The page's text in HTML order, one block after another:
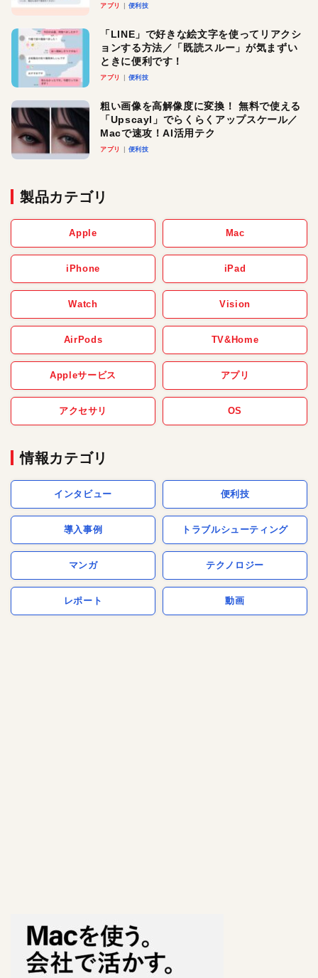
アプリ 便利技
「LINE」で好きな絵文字を使ってリアクシ
ョンする方法／「既読スルー」が気まずい
ときに便利です！
アプリ 便利技
粗い画像を高解像度に変換！ 無料で使える
「Upscayl」でらくらくアップスケール／
Macで速攻！AI活用テク
アプリ 便利技
製品カテゴリ
Apple Mac
iPhone iPad
Watch Vision
AirPods TV&Home
Appleサービス アプリ
アクセサリ OS
情報カテゴリ
インタビュー 便利技
導入事例 トラブルシューティング
マンガ テクノロジー
レポート 動画